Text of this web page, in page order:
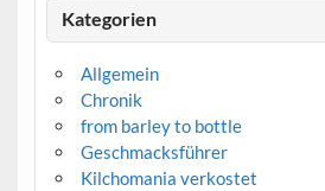
Kategorien
Allgemein
Chronik
from barley to bottle
Geschmacksführer
Kilchomania verkostet